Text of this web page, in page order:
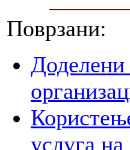
Поврзани:
Доделени
услуга